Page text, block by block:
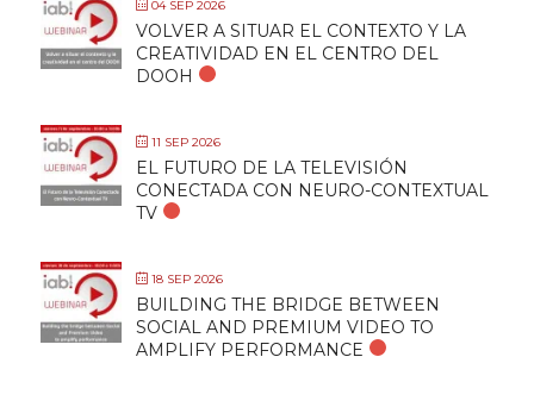
04 SEP 2026
VOLVER A SITUAR EL CONTEXTO Y LA
CREATIVIDAD EN EL CENTRO DEL
DOOH
11 SEP 2026
EL FUTURO DE LA TELEVISIÓN
CONECTADA CON NEURO-CONTEXTUAL
TV
18 SEP 2026
BUILDING THE BRIDGE BETWEEN
SOCIAL AND PREMIUM VIDEO TO
AMPLIFY PERFORMANCE